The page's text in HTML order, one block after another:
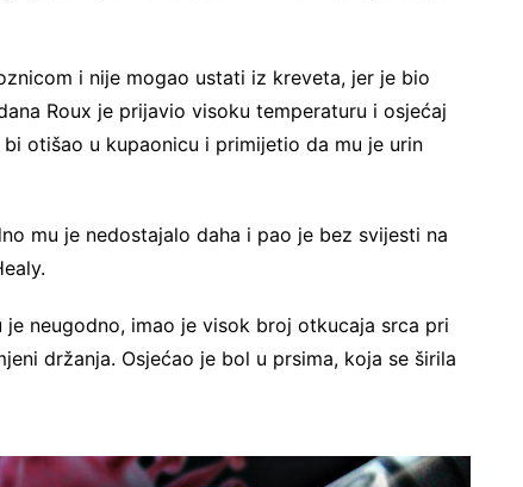
i nije mogao ustati iz kreveta, jer je bio
Roux je prijavio visoku temperaturu i osjećaj
otišao u kupaonicu i primijetio da mu je urin
mu je nedostajalo daha i pao je bez svijesti na
neugodno, imao je visok broj otkucaja srca pri
držanja. Osjećao je bol u prsima, koja se širila